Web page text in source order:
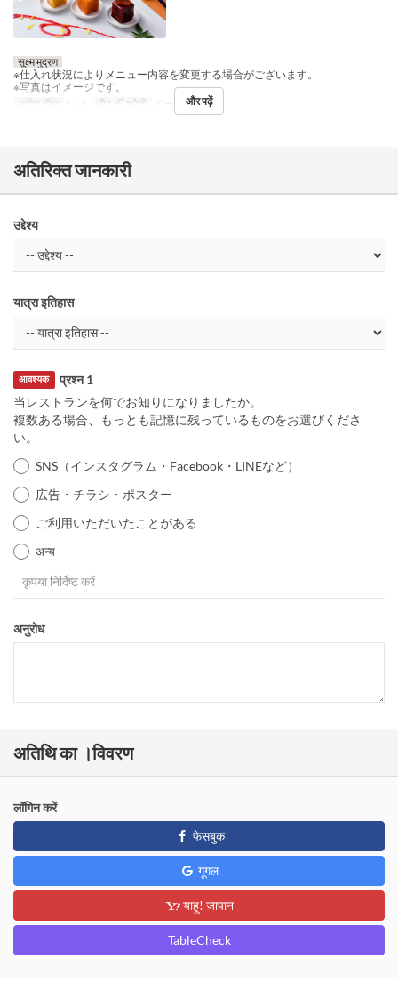
सूक्ष्म मुद्रण
※仕入れ状況によりメニュー内容を変更する場合がございます。
※写真はイメージです。
आदेश सीमा
1 ~ 6 सीट की श्रेणी イートイン
और पढ़ें
अतिरिक्त जानकारी
उद्देश्य
यात्रा इतिहास
प्रश्न 1
आवश्यक
当レストランを何でお知りになりましたか。
複数ある場合、もっとも記憶に残っているものをお選びくださ
い。
SNS（インスタグラム・Facebook・LINEなど）
広告・チラシ・ポスター
ご利用いただいたことがある
अन्य
अनुरोध
अतिथि का ।विवरण
लॉगिन करें
फेसबुक
गूगल
याहू! जापान
TableCheck